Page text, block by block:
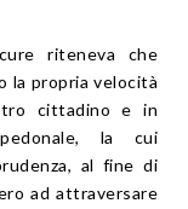
riteneva che
la propria velocità
cittadino e in
pedonale, la cui
al fine di
ad attraversare